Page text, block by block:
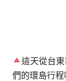
這天從台
們的環島行